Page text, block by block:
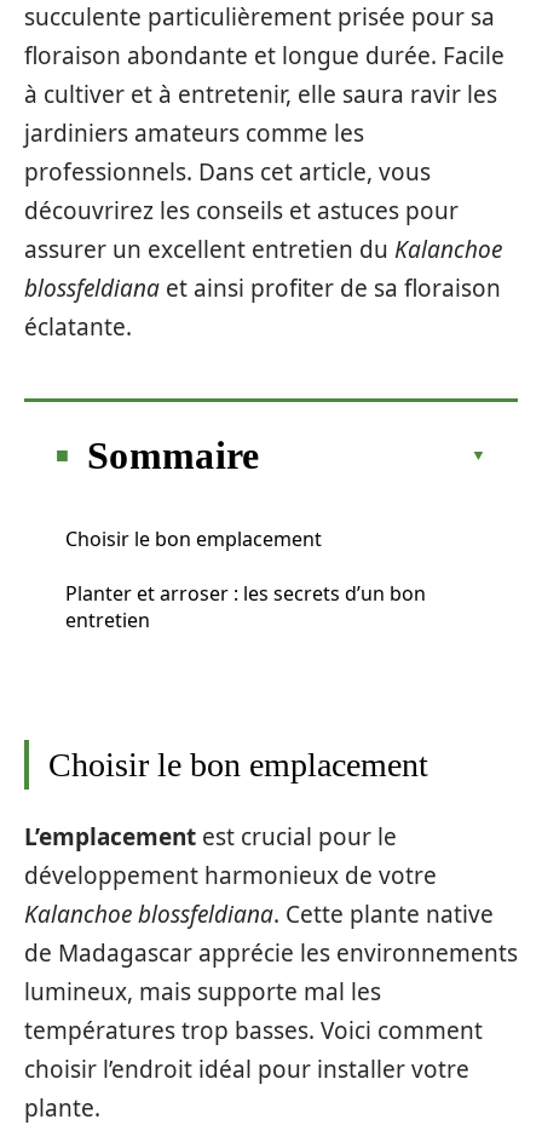
succulente particulièrement prisée pour sa
floraison abondante et longue durée. Facile
à cultiver et à entretenir, elle saura ravir les
jardiniers amateurs comme les
professionnels. Dans cet article, vous
découvrirez les conseils et astuces pour
assurer un excellent entretien du Kalanchoe
blossfeldiana et ainsi profiter de sa floraison
éclatante.
Sommaire
Choisir le bon emplacement
Planter et arroser : les secrets d’un bon
entretien
Choisir le bon emplacement
L’emplacement est crucial pour le
développement harmonieux de votre
Kalanchoe blossfeldiana. Cette plante native
de Madagascar apprécie les environnements
lumineux, mais supporte mal les
températures trop basses. Voici comment
choisir l’endroit idéal pour installer votre
plante.